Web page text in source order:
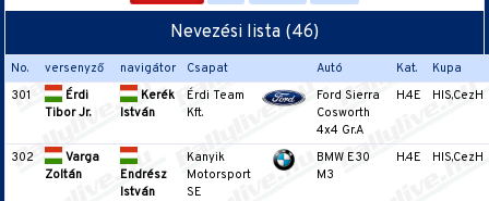
Nevezési lista (46)
No. versenyző navigátor Csapat Autó Kat.
Kupa
301
Érdi
Tibor Jr.
Kerék
István
Érdi Team
Kft.
Ford Sierra
Cosworth
4x4 Gr.A
H.4E HIS,CezH
302
Varga
Zoltán
Endrész
István
Kanyik
Motorsport
SE
BMW E30
M3
H.4E HIS,CezH